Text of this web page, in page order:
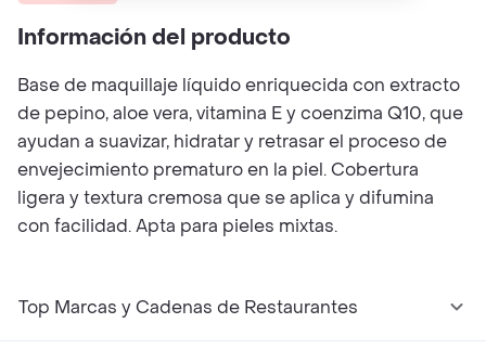
Información del producto
Base de maquillaje líquido enriquecida con extracto
de pepino, aloe vera, vitamina E y coenzima Q10, que
ayudan a suavizar, hidratar y retrasar el proceso de
envejecimiento prematuro en la piel. Cobertura
ligera y textura cremosa que se aplica y difumina
con facilidad. Apta para pieles mixtas.
Top Marcas y Cadenas de Restaurantes